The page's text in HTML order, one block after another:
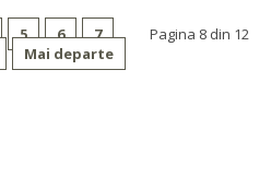
Pagina 8 din 12
5 6
7
Mai departe